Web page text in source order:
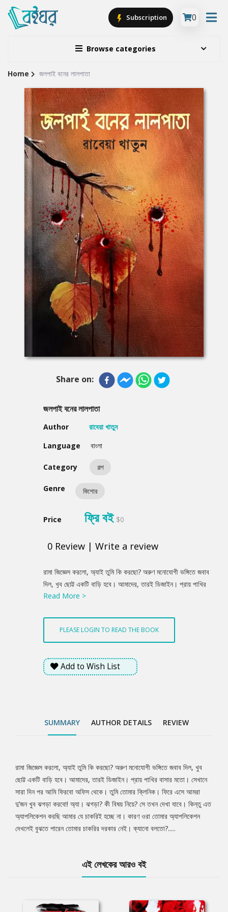
Browse categories
Subscription 0
Site
Breadcrumb
Home জলপাই বনের লালপাতা
Share on:
জলপাই বনের লালপাতা
Author
রাবেয়া খাতুন
Language
বাংলা
Category গল্প
Genre কিশোর
Price ফ্রি বই $0
0 Review | Write a review
Product
Summery
রামা জিজ্ঞেস করলো, অ্যাই তুমি কি করছো? অরুণ মনোযোগী ভঙ্গিতে জবাব
দিল, খুব ছোট্ট একটি বাড়ি হবে। আমাদের, তারই ডিজাইন। প্রায় পাখির
বাসার মতো। সেখানে সারা দিন পর আমি ফিরবো অফিস থেকে। তুমি তোমার
নিয়ে? সে তখন দেখা যাবে। কিন্তু এত অ্যাপলিকেশন করছি আমার যে চাকরিই
হচ্ছে না। কারণ ওরা তোমার অ্যাপলিকেশন দেখলেই বুঝতে পারেন তোমার
চাকরির দরকার নেই। ক্যানো বলতো?.....
Read More >
PLEASE LOGIN TO READ THE BOOK
Add to Wish List
SUMMARY AUTHOR DETAILS REVIEW
Tab
Article
রামা জিজ্ঞেস করলো, অ্যাই তুমি কি করছো? অরুণ মনোযোগী ভঙ্গিতে জবাব দিল, খুব
ছোট্ট একটি বাড়ি হবে। আমাদের, তারই ডিজাইন। প্রায় পাখির বাসার মতো। সেখানে
সারা দিন পর আমি ফিরবো অফিস থেকে। তুমি তোমার ক্লিনিক। ফিরে এসে আমরা
দু’জন খুব ঝগড়া করবো! অ্যা। ঝগড়া? কী বিষয় নিয়ে? সে তখন দেখা যাবে। কিন্তু এত
অ্যাপলিকেশন করছি আমার যে চাকরিই হচ্ছে না। কারণ ওরা তোমার অ্যাপলিকেশন
দেখলেই বুঝতে পারেন তোমার চাকরির দরকার নেই। ক্যানো বলতো?.....
এই লেখকের আরও বই